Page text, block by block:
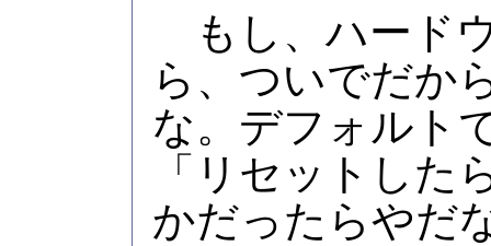
もし、ハード
ら、ついでだか
な。デフォルト
「リセットした
かだったらやだ